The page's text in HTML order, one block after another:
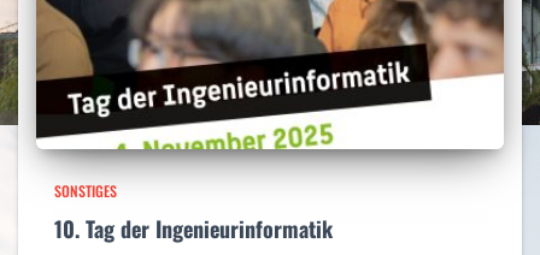
SONSTIGES
10. Tag der Ingenieurinformatik